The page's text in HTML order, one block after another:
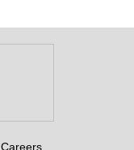
Careers